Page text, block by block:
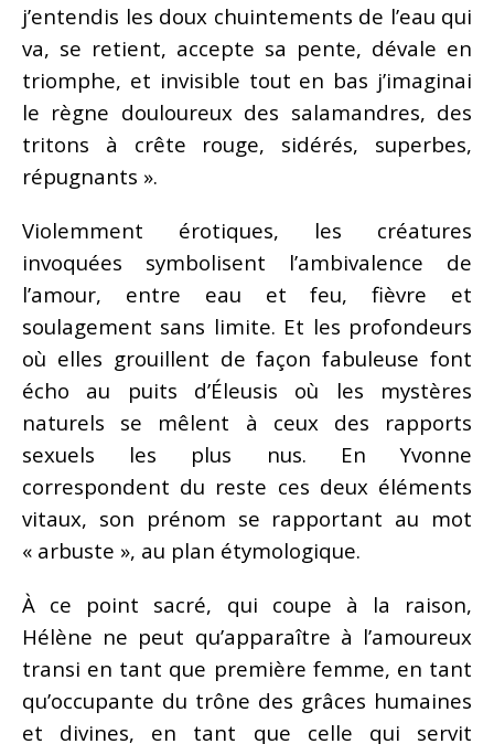
j’entendis les doux chuintements de l’eau qui
va, se retient, accepte sa pente, dévale en
triomphe, et invisible tout en bas j’imaginai
le règne douloureux des salamandres, des
tritons à crête rouge, sidérés, superbes,
répugnants ».
Violemment érotiques, les créatures
invoquées symbolisent l’ambivalence de
l’amour, entre eau et feu, fièvre et
soulagement sans limite. Et les profondeurs
où elles grouillent de façon fabuleuse font
écho au puits d’Éleusis où les mystères
naturels se mêlent à ceux des rapports
sexuels les plus nus. En Yvonne
correspondent du reste ces deux éléments
vitaux, son prénom se rapportant au mot
« arbuste », au plan étymologique.
À ce point sacré, qui coupe à la raison,
Hélène ne peut qu’apparaître à l’amoureux
transi en tant que première femme, en tant
qu’occupante du trône des grâces humaines
et divines, en tant que celle qui servit